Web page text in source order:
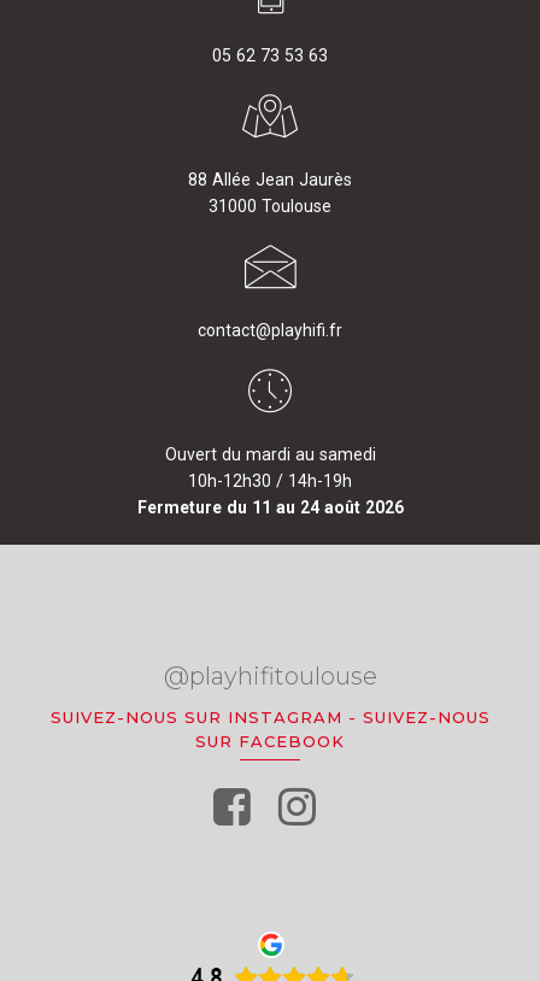
05 62 73 53 63
88 Allée Jean Jaurès
31000 Toulouse
contact@playhifi.fr
Ouvert du mardi au samedi
10h-12h30 / 14h-19h
Fermeture du 11 au 24 août 2026
@playhifitoulouse
SUIVEZ-NOUS SUR INSTAGRAM - SUIVEZ-NOUS
SUR FACEBOOK